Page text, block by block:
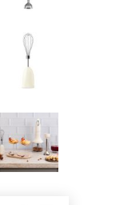
novo
i Zaštitna
odjeća